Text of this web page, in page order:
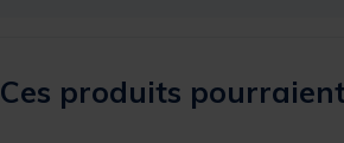
Ces produits